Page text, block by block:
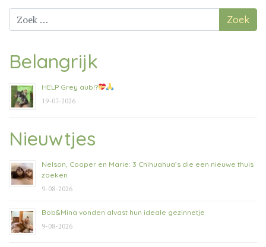
Zoek
naar:
Belangrijk
HELP Grey aub!?
19-07-2026
Nieuwtjes
Nelson, Cooper en Marie: 3 Chihuahua’s die een nieuwe thuis
zoeken
9-08-2026
Bob&Mina vonden alvast hun ideale gezinnetje
9-08-2026